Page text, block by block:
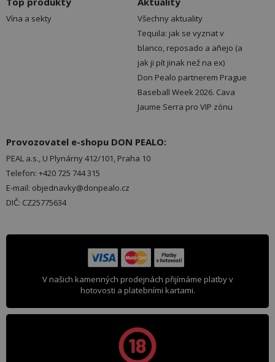
Vína a sekty
Všechny aktuality
Tequila: jak se vyznat v
blanco, reposado a añejo (a
jak ji pít jinak než na ex)
Don Pealo partnerem Prague
Baseball Week 2026. Cava
Jaume Serra pro VIP zónu
Provozovatel e-shopu DON PEALO:
PEAL a.s., U Plynárny 412/101, Praha 10
Telefon: +420 725 744 315
E-mail: objednavky@donpealo.cz
DIČ: CZ25775634
V našich kamenných prodejnách přijímáme platby v
hotovosti a platebními kartami.